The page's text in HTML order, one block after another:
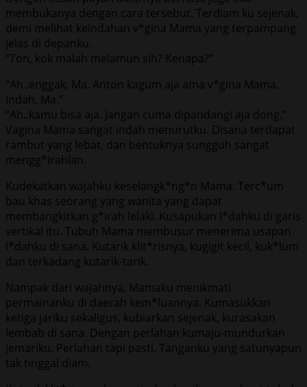
membukanya dengan cara tersebut. Terdiam ku sejenak,
demi melihat keindahan v*gina Mama yang terpampang
jelas di depanku.
“Ton, kok malah melamun sih? Kenapa?”
“Ah..enggak, Ma. Anton kagum aja ama v*gina Mama.
Indah, Ma.”
“Ah..kamu bisa aja. Jangan cuma dipandangi aja dong.”
Vagina Mama sangat indah menurutku. Disana terdapat
rambut yang lebat, dan bentuknya sungguh sangat
mengg*irahlan.
Kudekatkan wajahku keselangk*ng*n Mama. Terc*um
bau khas seorang yang wanita yang dapat
membangkitkan g*irah lelaki. Kusapukan l*dahku di garis
vertikal itu. Tubuh Mama membusur menerima usapan
l*dahku di sana. Kutarik klit*risnya, kugigit kecil, kuk*lum
dan terkadang kutarik-tarik.
Nampak dari wajahnya, Mamaku menikmati
permainanku di daerah kem*luannya. Kumasukkan
ketiga jariku sekaligus, kubiarkan sejenak, kurasakan
lembab di sana. Dengan perlahan kumaju-mundurkan
jemariku. Perlahan tapi pasti. Tanganku yang satunyapun
tak tinggal diam.